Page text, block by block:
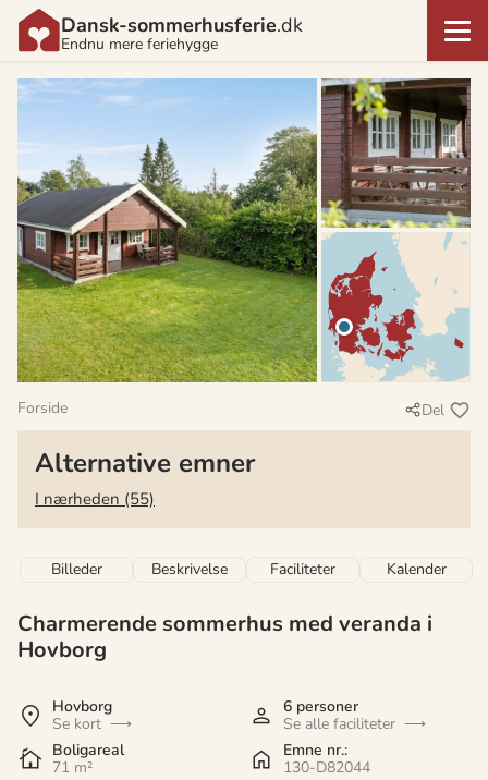
Dansk-sommerhusferie.dk
Endnu mere feriehygge
Forside Del
Alternative emner
I nærheden (55)
Billeder Beskrivelse Faciliteter Kalender
Charmerende sommerhus med veranda i
Hovborg
Hovborg
Se kort
6 personer
Se alle faciliteter
Boligareal
71 m²
Emne nr.:
130-D82044